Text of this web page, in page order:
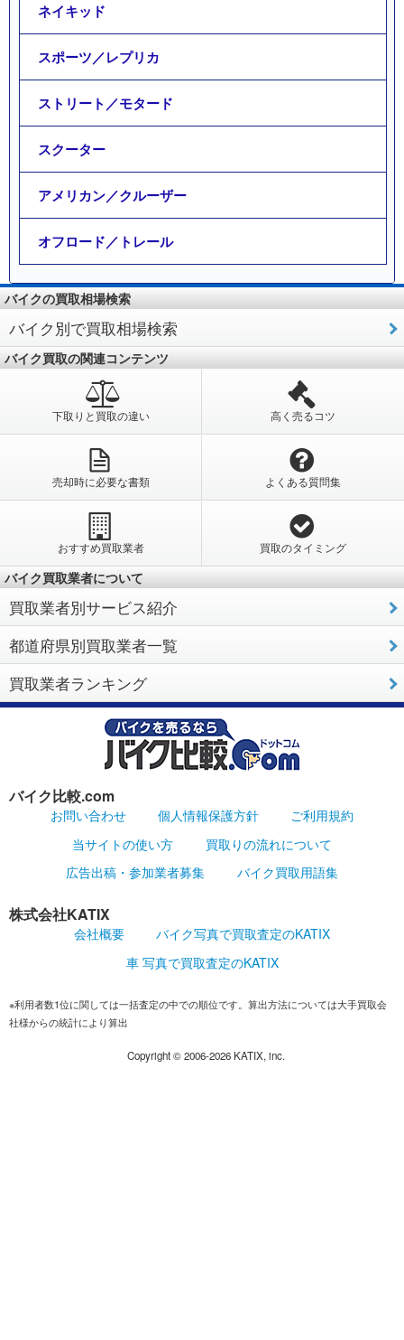
ネイキッド
スポーツ／レプリカ
ストリート／モタード
スクーター
アメリカン／クルーザー
オフロード／トレール
バイクの買取相場検索
バイク別で買取相場検索
バイク買取の関連コンテンツ
下取りと買取の違い 高く売るコツ
売却時に必要な書類 よくある質問集
おすすめ買取業者 買取のタイミング
バイク買取業者について
買取業者別サービス紹介
都道府県別買取業者一覧
買取業者ランキング
バイク比較.com
お問い合わせ 個人情報保護方針
ご利用規約
当サイトの使い方
買取りの流れについて
広告出稿・参加業者募集
バイク買取用語集
株式会社KATIX
会社概要
バイク写真で買取査定のKATIX
車 写真で買取査定のKATIX
※利用者数1位に関しては一括査定の中での順位です。算出方法については大手買取会
社様からの統計により算出
Copyright ©2006-2026KATIX, inc.